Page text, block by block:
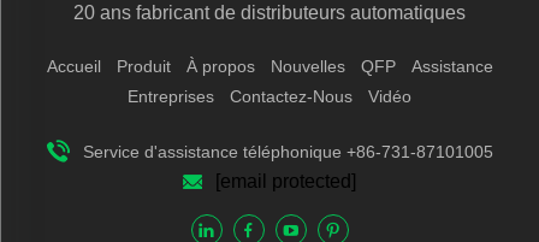
20 ans fabricant de distributeurs automatiques
Accueil Produit À propos Nouvelles QFP
Assistance
Entreprises
Contactez-Nous Vidéo
Service d'assistance téléphonique +86-731-87101005
[email protected]